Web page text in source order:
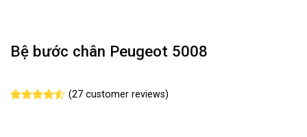
Bệ bước chân Peugeot 5008
(27customer reviews)